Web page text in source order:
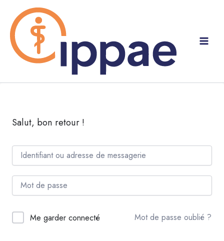
contenu
Salut, bon retour !
Me garder connecté Mot de passe oublié ?